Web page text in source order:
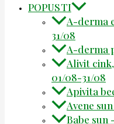
POPUSTI
A-derma
31/08
A-derma
Alivit
01/08-31/08
Apivita
Avene
Babe sun